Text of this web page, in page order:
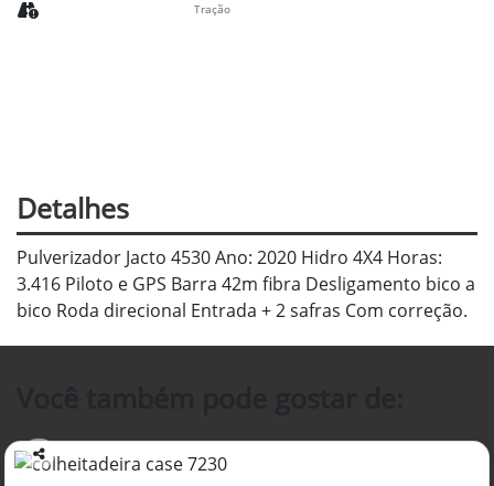
Tração
Detalhes
Pulverizador Jacto 4530 Ano: 2020 Hidro 4X4 Horas:
3.416 Piloto e GPS Barra 42m fibra Desligamento bico a
bico Roda direcional Entrada + 2 safras Com correção.
Co